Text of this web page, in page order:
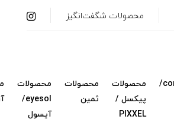
محصولات شگفت‌انگیز
comeon/
محصولات
پیکسل /
PIXXEL
محصولات
ثمین
محصولات
eyesol/
آیسول